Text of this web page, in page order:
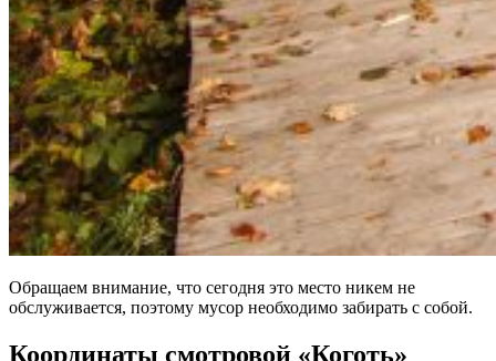
Обращаем внимание, что сегодня это место никем не
обслуживается, поэтому мусор необходимо забирать с собой.
Координаты смотровой «Коготь»